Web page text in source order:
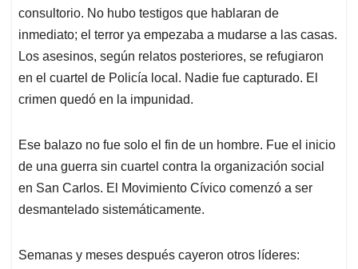
consultorio. No hubo testigos que hablaran de
inmediato; el terror ya empezaba a mudarse a las casas.
Los asesinos, según relatos posteriores, se refugiaron
en el cuartel de Policía local. Nadie fue capturado. El
crimen quedó en la impunidad.
Ese balazo no fue solo el fin de un hombre. Fue el inicio
de una guerra sin cuartel contra la organización social
en San Carlos. El Movimiento Cívico comenzó a ser
desmantelado sistemáticamente.
Semanas y meses después cayeron otros líderes: